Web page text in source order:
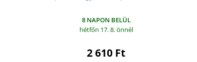
8 NAPON BELÜL
hétfőn 17. 8.önnél
2 610 Ft